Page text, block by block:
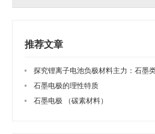
推荐文章
探究锂离子电池负极材料主力：石墨
石墨电极的理性特质
石墨电极 （碳素材料）